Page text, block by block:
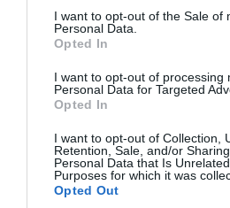
consent section.
I want to opt-out of the Sale of
Personal Data.
Opted In
I want to opt-out of processing
Personal Data for Targeted
Opted In
I want to opt-out of Collection,
Retention, Sale, and/or
Personal Data that Is
Purposes for which it was
Opted Out